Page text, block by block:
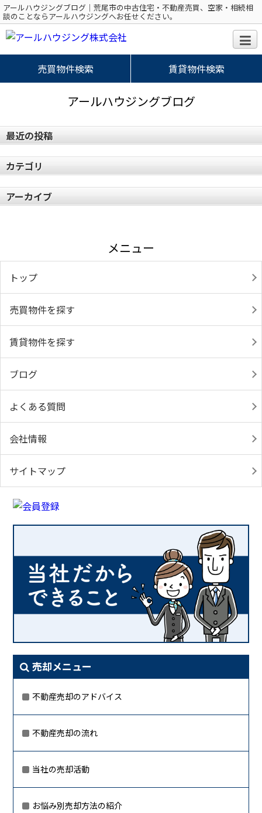
アールハウジングブログ｜荒尾市の中古住宅・不動産売買、空家・相続相
談のことならアールハウジングへお任せください。
売買物件検索 賃貸物件検索
アールハウジングブログ
最近の投稿
カテゴリ
アーカイブ
メニュー
トップ
売買物件を探す
賃貸物件を探す
ブログ
よくある質問
会社情報
サイトマップ
売却メニュー
不動産売却のアドバイス
不動産売却の流れ
当社の売却活動
お悩み別売却方法の紹介